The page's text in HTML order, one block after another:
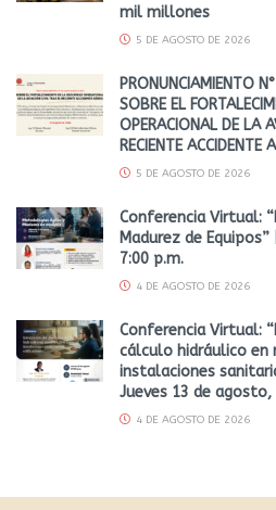
mil millones
5 DE AGOSTO DE 2026
PRONUNCIAMIENTO
SOBRE EL
OPERACIONAL DE LA
RECIENTE ACCIDENTE
5 DE AGOSTO DE 2026
Conferencia Virtual:
Madurez de
7:00 p.m.
4 DE AGOSTO DE 2026
Conferencia Virtual:
cálculo hidráulico en
instalaciones
Jueves 13 de agosto,
4 DE AGOSTO DE 2026